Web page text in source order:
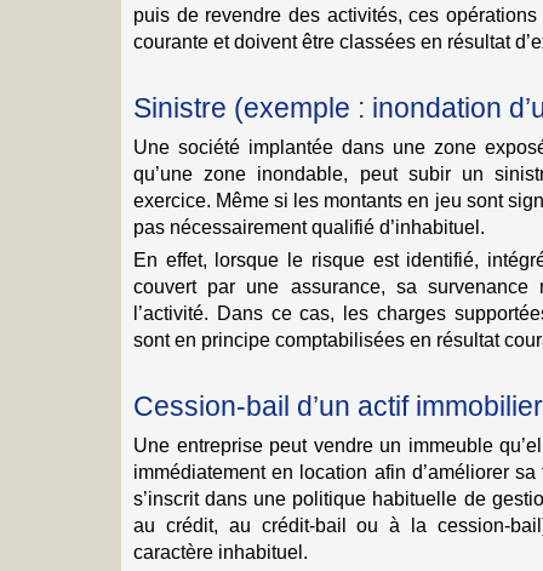
puis de revendre des activités, ces
courante et doivent être classées en résultat
Sinistre (exemple : inondation
Une société implantée dans une zone
qu’une zone inondable, peut subir un
exercice. Même si les montants en jeu sont
pas nécessairement qualifié d’inhabituel.
En effet, lorsque le risque est identifié,
couvert par une assurance, sa survenance
l’activité. Dans ce cas, les charges
sont en principe comptabilisées en résultat
Cession-bail d’un actif immobilier
Une entreprise peut vendre un immeuble
immédiatement en location afin d’améliorer
s’inscrit dans une politique habituelle de
au crédit, au crédit-bail ou à la cession-
caractère inhabituel.